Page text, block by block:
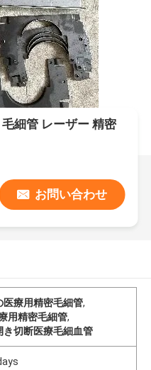
細管 レーザー 精密
お問い合わせ
医療用精密毛細管,
用精密毛細管,
き切断医療毛細血管